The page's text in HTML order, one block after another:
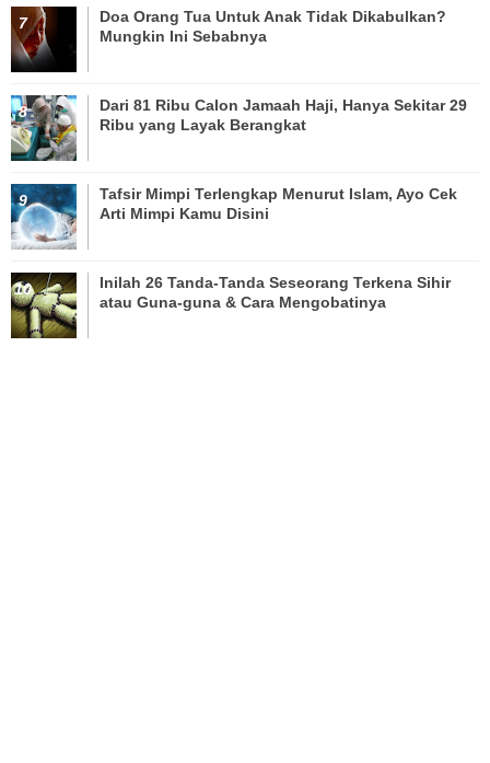
Doa Orang Tua Untuk Anak Tidak Dikabulkan?
Mungkin Ini Sebabnya
Dari 81 Ribu Calon Jamaah Haji, Hanya Sekitar 29
Ribu yang Layak Berangkat
Tafsir Mimpi Terlengkap Menurut Islam, Ayo Cek
Arti Mimpi Kamu Disini
Inilah 26 Tanda-Tanda Seseorang Terkena Sihir
atau Guna-guna & Cara Mengobatinya